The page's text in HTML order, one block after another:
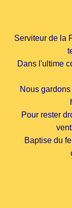
Serviteur de la
Dans l'ultime
Nous
Pour rester
Baptise du